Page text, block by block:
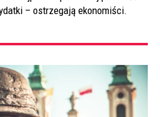
– ostrzegają ekonomiści.